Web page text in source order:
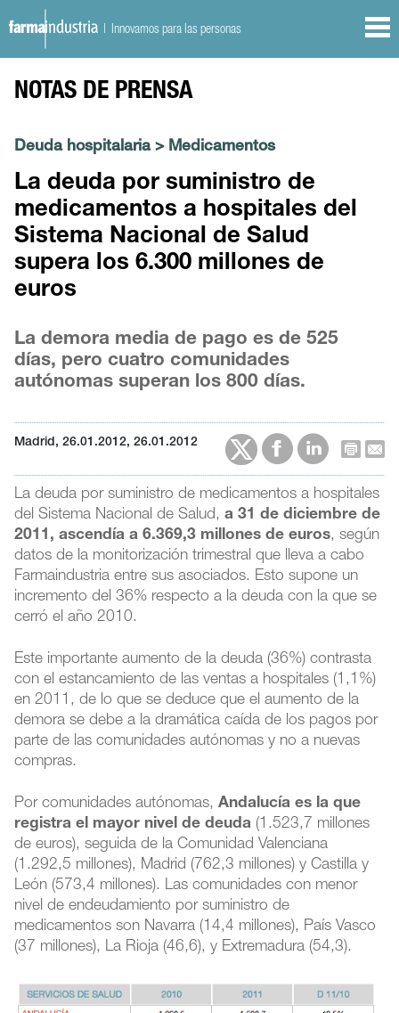
| Innovamos para las personas
NOTAS DE PRENSA
Deuda hospitalaria> Medicamentos
La deuda por suministro de
medicamentos a hospitales del
Sistema Nacional de Salud
supera los 6.300 millones de
euros
La demora media de pago es de 525
días, pero cuatro comunidades
autónomas superan los 800 días.
Madrid, 26.01.2012, 26.01.2012
La deuda por suministro de medicamentos a hospitales
del Sistema Nacional de Salud,a 31 de diciembre de
2011, ascendía a 6.369,3 millones de euros, según
datos de la monitorización trimestral que lleva a cabo
Farmaindustria entre sus asociados. Esto supone un
incremento del 36% respecto a la deuda con la que se
cerró el año 2010.
Este importante aumento de la deuda (36%) contrasta
con el estancamiento de las ventas a hospitales (1,1%)
en 2011, de lo que se deduce que el aumento de la
demora se debe a la dramática caída de los pagos por
parte de las comunidades autónomas y no a nuevas
compras.
Por comunidades autónomas,Andalucía es la que
registra el mayor nivel de deuda (1.523,7 millones
de euros), seguida de la Comunidad Valenciana
(1.292,5 millones), Madrid (762,3 millones) y Castilla y
León (573,4 millones). Las comunidades con menor
nivel de endeudamiento por suministro de
medicamentos son Navarra (14,4 millones), País Vasco
(37 millones), La Rioja (46,6), y Extremadura (54,3).